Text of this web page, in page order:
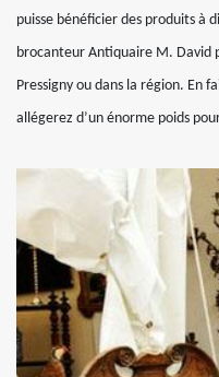
puisse bénéficier des produits à
brocanteur Antiquaire M. David
Pressigny ou dans la région. En
allégerez d’un énorme poids